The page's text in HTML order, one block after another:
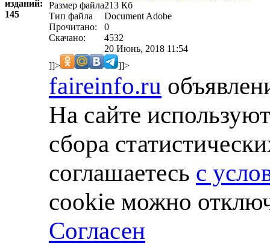
изданий:
145
Размер файла213 Кб
Тип файла
Document Adobe
Прочитано:
0
Скачано:
4532
20 Июнь, 2018 11:54
]]>
]]>
faireinfo.ru
На сайте
сбора
соглашаетесь с
cookie можно
Согласен